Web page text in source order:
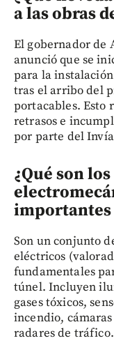
a las obras
El gobernador de
anunció que se
para la
tras el arribo del
portacables. Esto
retrasos e
por parte del
¿Qué son
importantes
Son un conjunto
eléctricos
fundamentales
túnel. Incluyen
gases tóxicos,
incendio,
radares de tráfico.